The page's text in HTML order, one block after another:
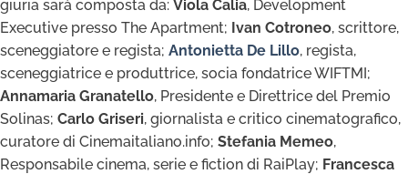
giuria sarà composta da: Viola Calia, Development
Executive presso The Apartment; Ivan Cotroneo, scrittore,
sceneggiatore e regista; Antonietta De Lillo, regista,
sceneggiatrice e produttrice, socia fondatrice WIFTMI;
Annamaria Granatello, Presidente e Direttrice del Premio
Solinas; Carlo Griseri, giornalista e critico cinematografico,
curatore di Cinemaitaliano.info; Stefania Memeo,
Responsabile cinema, serie e fiction di RaiPlay; Francesca